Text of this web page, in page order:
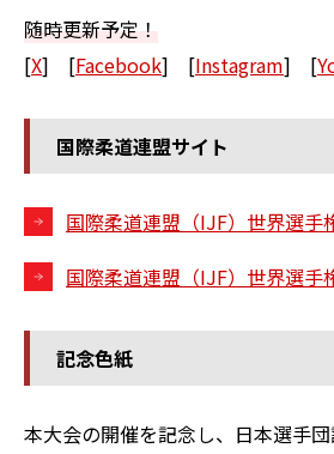
随時更新予定！
[X] [Facebook] [Instagram] [
国際柔道連盟サイト
国際柔道連盟（IJF）世界選手
国際柔道連盟（IJF）世界選手
記念色紙
本大会の開催を記念し、日本選手